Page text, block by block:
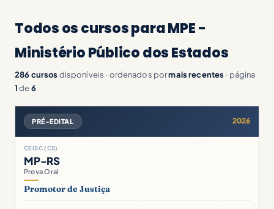
Todos os cursos para MPE -
Ministério Público dos Estados
286 cursos disponíveis · ordenados pormais recentes · página
1de6
PRÉ-EDITAL 2026
CEISC (CS)
MP-RS
Prova Oral
Promotor de Justiça